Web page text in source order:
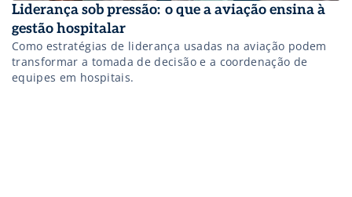
Liderança sob pressão: o que a aviação ensina à
gestão hospitalar
Como estratégias de liderança usadas na aviação podem
transformar a tomada de decisão e a coordenação de
equipes em hospitais.